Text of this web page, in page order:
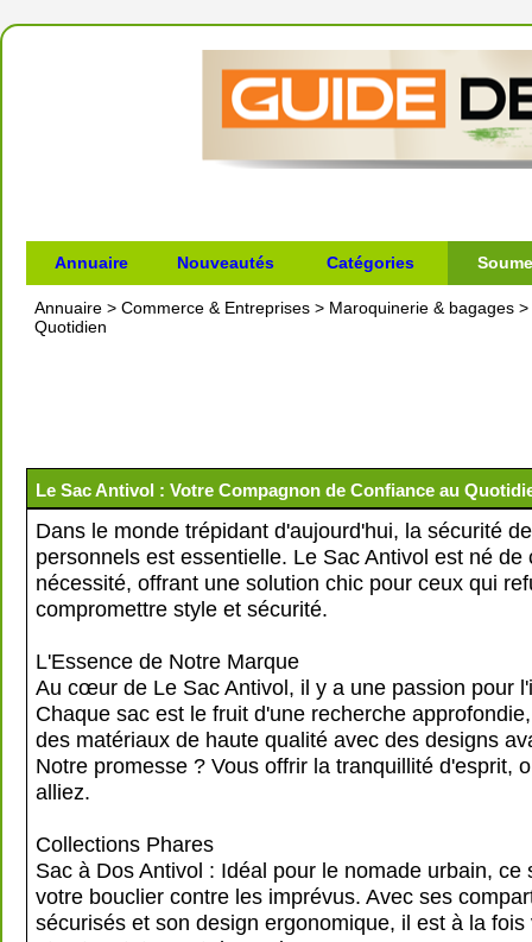
Annuaire Nouveautés Catégories
Annuaire > Commerce & Entreprises > Maroquinerie & bagages >
Quotidien
Le Sac Antivol : Votre Compagnon de Confiance au
Dans le monde trépidant d'aujourd'hui, la sécurité
personnels est essentielle. Le Sac Antivol est né de
nécessité, offrant une solution chic pour ceux qui
compromettre style et sécurité.
L'Essence de Notre Marque
Au cœur de Le Sac Antivol, il y a une passion pour
Chaque sac est le fruit d'une recherche
des matériaux de haute qualité avec des designs
Notre promesse ? Vous offrir la tranquillité d'esprit,
alliez.
Collections Phares
Sac à Dos Antivol : Idéal pour le nomade urbain, ce
votre bouclier contre les imprévus. Avec ses
sécurisés et son design ergonomique, il est à la fois